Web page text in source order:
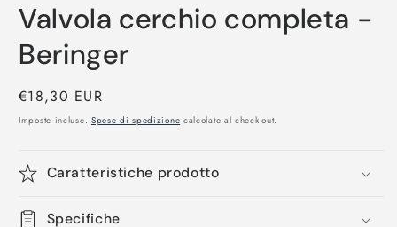
multimediali
1
in
finestra
modale
Valvola cerchio completa -
Beringer
Prezzo
di
€18,30 EUR
Imposte incluse. Spese di spedizione calcolate al check-out.
Caratteristiche prodotto
Specifiche